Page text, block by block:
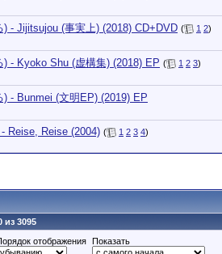
) - Jijitsujou (事実上) (2018) CD+DVD ( 1 2)
) - Kyoko Shu (虚構集) (2018) EP ( 1 2 3)
) - Bunmei (文明EP) (2019) EP
Reise, Reise (2004) ( 1 2 3 4)
из 3095
отображения Показать